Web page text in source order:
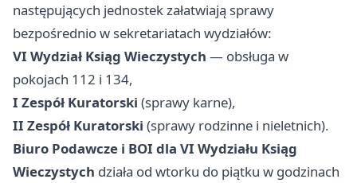
następujących jednostek załatwiają sprawy
bezpośrednio w sekretariatach wydziałów:
VI Wydział Ksiąg Wieczystych — obsługa w
pokojach 112 i 134,
I Zespół Kuratorski (sprawy karne),
II Zespół Kuratorski (sprawy rodzinne i nieletnich).
Biuro Podawcze i BOI dla VI Wydziału Ksiąg
Wieczystych działa od wtorku do piątku w godzinach